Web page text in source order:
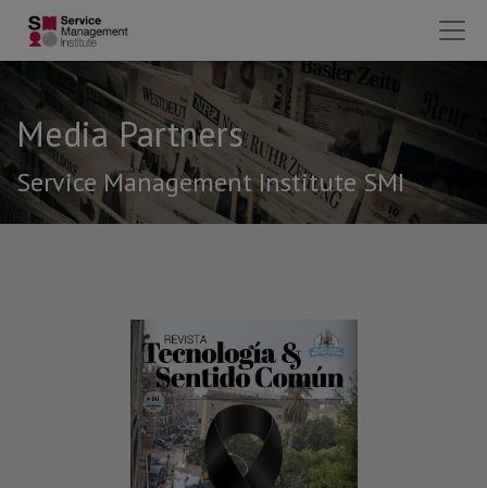
Media Partners
Service Management Institute SMI